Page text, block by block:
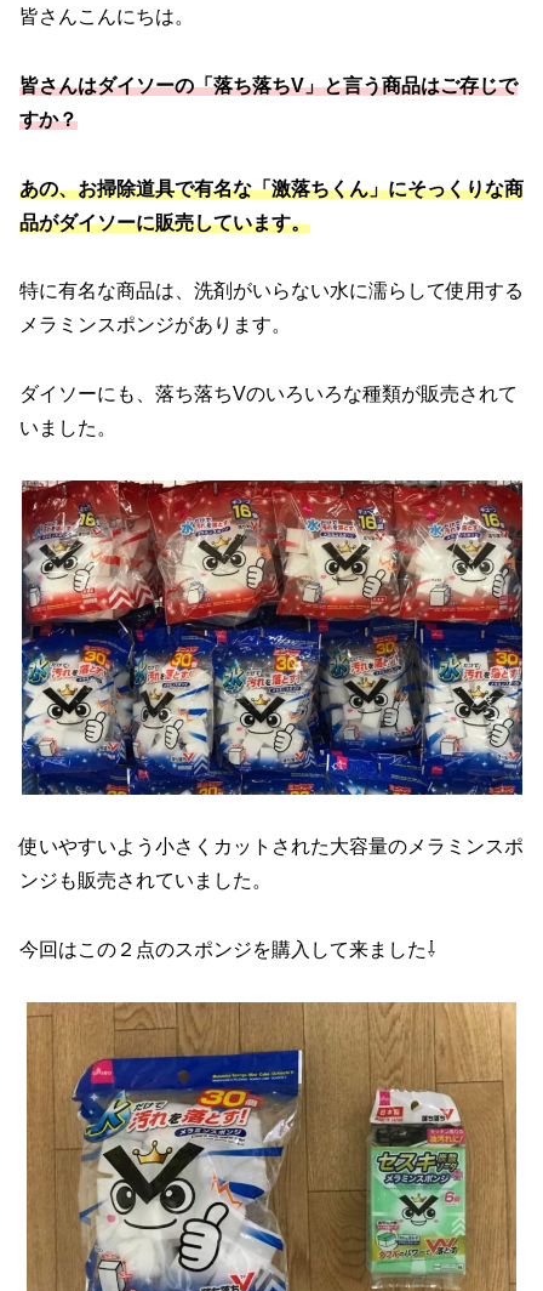
皆さんこんにちは。
皆さんはダイソーの「落ち落ちV」と言う商品はご存じで
すか？
あの、お掃除道具で有名な「激落ちくん」にそっくりな商
品がダイソーに販売しています。
特に有名な商品は、洗剤がいらない水に濡らして使用する
メラミンスポンジがあります。
ダイソーにも、落ち落ちVのいろいろな種類が販売されて
いました。
使いやすいよう小さくカットされた大容量のメラミンスポ
ンジも販売されていました。
今回はこの２点のスポンジを購入して来ました⇩